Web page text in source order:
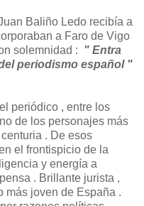
Baliño Ledo recibía a
a Faro de Vigo
solemnidad : " Entra
periodismo español "
periódico , entre los
de los personajes más
. De esos
el frontispicio de la
y energía a
. Brillante jurista ,
más joven de España .